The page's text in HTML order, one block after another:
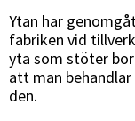
Ytan har
fabriken vid
yta som stöter
att man
den.